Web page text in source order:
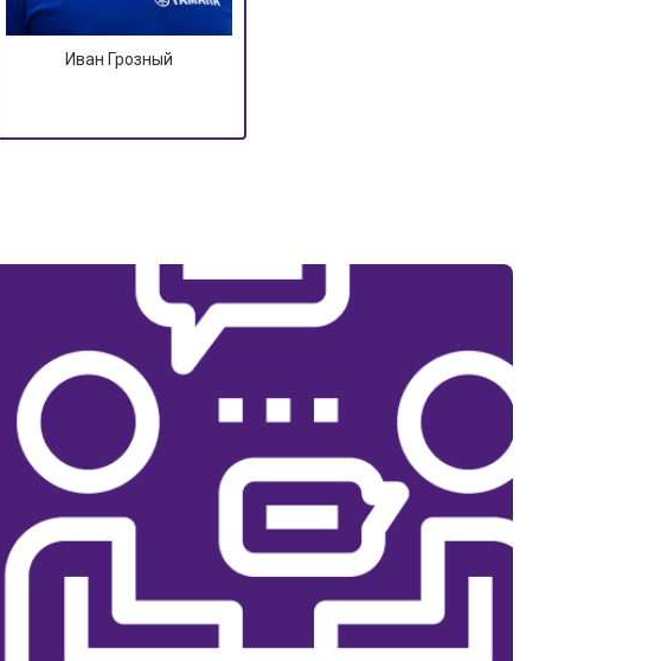
Иван Грозный